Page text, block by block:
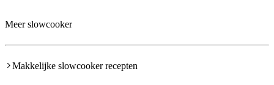
Meer slowcooker
Makkelijke slowcooker recepten